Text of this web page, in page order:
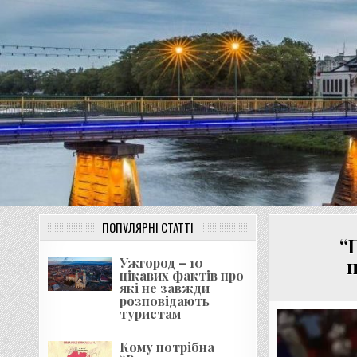
ПОПУЛЯРНІ СТАТТІ
Ужгород – 10
цікавих фактів про
які не завжди
розповідають
туристам
Кому потрібна